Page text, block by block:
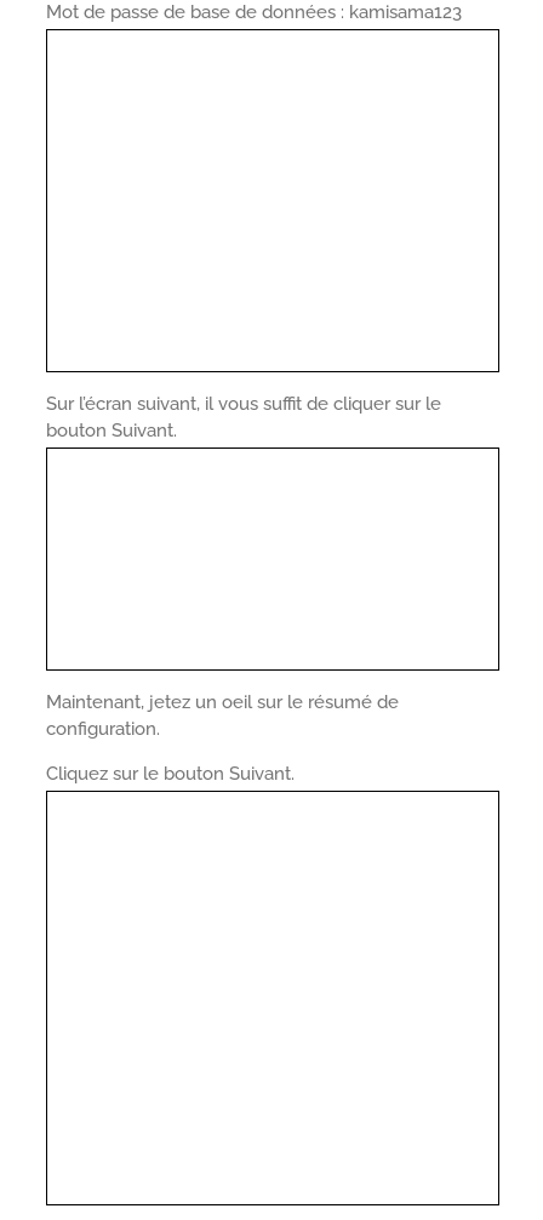
Mot de passe de base de données : kamisama123
Sur l’écran suivant, il vous suffit de cliquer sur le
bouton Suivant.
Maintenant, jetez un oeil sur le résumé de
configuration.
Cliquez sur le bouton Suivant.